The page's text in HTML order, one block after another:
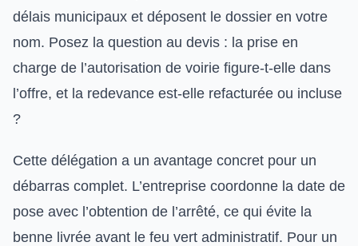
délais municipaux et déposent le dossier en votre
nom. Posez la question au devis : la prise en
charge de l’autorisation de voirie figure-t-elle dans
l’offre, et la redevance est-elle refacturée ou incluse
?
Cette délégation a un avantage concret pour un
débarras complet. L’entreprise coordonne la date de
pose avec l’obtention de l’arrêté, ce qui évite la
benne livrée avant le feu vert administratif. Pour un